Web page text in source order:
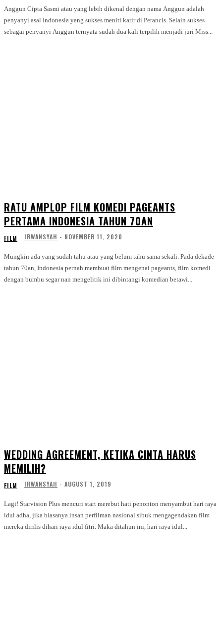
Anggun Cipta Sasmi atau yang lebih dikenal dengan nama Anggun adalah
penyanyi asal Indonesia yang sukses meniti karir di Perancis. Selain sukses
sebagai penyanyi Anggun ternyata sudah dua kali terpilih menjadi juri Miss...
RATU AMPLOP FILM KOMEDI PAGEANTS
PERTAMA INDONESIA TAHUN 70AN
FILM IRWANSYAH - NOVEMBER 11, 2020
Mungkin ada yang sudah tahu atau yang belum tahu sama sekali. Pada dekade
tahun 70an, Indonesia pernah membuat film mengenai pageants, film komedi
dengan bumbu segar nan mengelitik ini dibintangi komedian betawi...
WEDDING AGREEMENT, KETIKA CINTA HARUS
MEMILIH?
FILM IRWANSYAH - AUGUST 1, 2019
Lagi! Starvision Plus mencuri start merebut hati penonton menyambut hari raya
idul adha, jika biasanya insan perfilman nasional sibuk mengagendakan film
mereka dirilis dihari raya idul fitri. Maka ditahun ini, hari raya idul...